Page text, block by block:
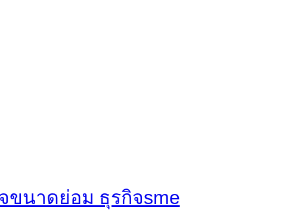
ขนาดย่อม ธุรกิจsme